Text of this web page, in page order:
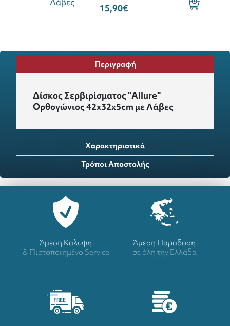
15,90€
Περιγραφή
Δίσκος Σερβιρίσματος "Allure"
Ορθογώνιος 42x32x5cm με Λάβες
Χαρακτηριστικά
Τρόποι Αποστολής
Άμεση Κάλυψη
& Πιστοποιημένο Service
Άμεση Παράδοση
σε όλη την Ελλάδα